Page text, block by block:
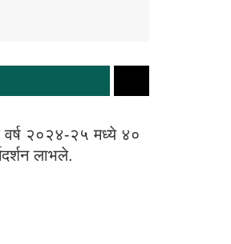
वर्ष २०२४-२५ मध्ये ४०
लाभले.